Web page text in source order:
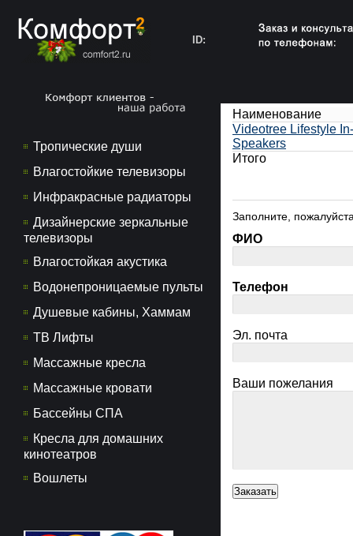
ID:
Тропические души
Влагостойкие телевизоры
Инфракрасные радиаторы
Дизайнерские зеркальные
телевизоры
Влагостойкая акустика
Водонепроницаемые пульты
Душевые кабины, Хаммам
ТВ Лифты
Массажные кресла
Массажные кровати
Бассейны СПА
Кресла для домашних
кинотеатров
Вошлеты
Наименование
Videotree Lifestyle
Speakers
Итого
Заполните,
ФИО
Телефон
Эл. почта
Ваши пожелания